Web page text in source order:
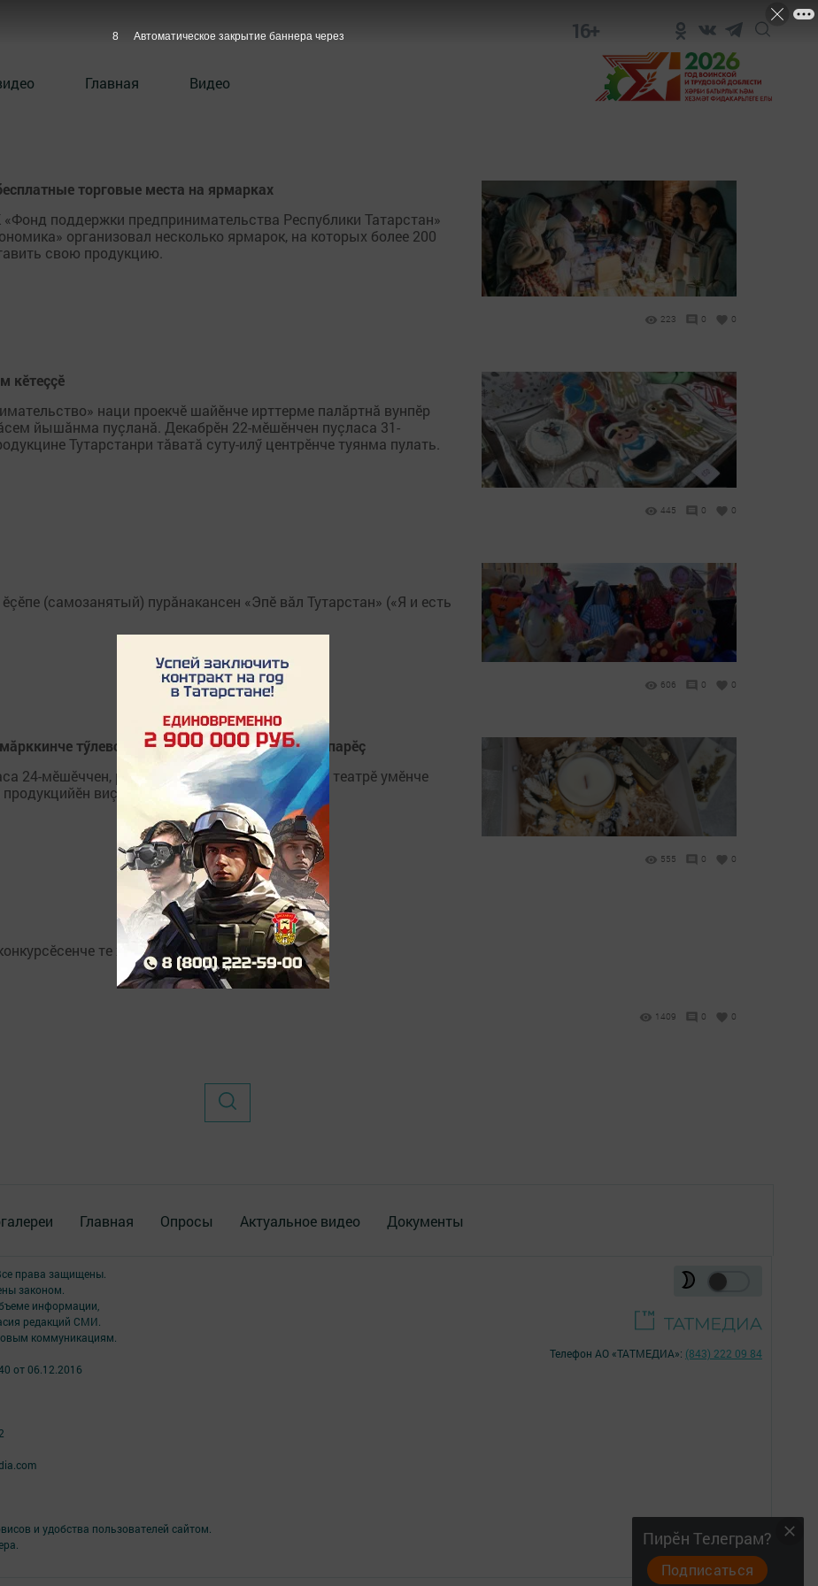
16+
Главная Видео
торговые места на ярмарках
поддержки предпринимательства Республики Татарстан»
организовал несколько ярмарок, на которых более 200
свою продукцию.
223 0 0
кӗтеççӗ
наци проекчӗ шайӗнче ирттерме палăртнă вунпӗр
йышăнма пуçланă. Декабрӗн 22-мӗшӗнчен пуçласа 31-
Тутарстанри тăватă суту-илӳ центрӗнче туянма пулать.
445 0 0
(самозанятый) пурăнакансен «Эпӗ вăл Тутарстан» («Я и есть
606 0 0
тӳлевсӗр суту-илӳ вырӑнӗсем уйăрса парӗç
24-мӗшӗччен, республикӑн тӗп хулинче Камал театрĕ умĕнче
виçӗ кунлӑх ярмӑркки пулать.
555 0 0
те хутшӑнаяҫҫӗ
1409 0 0
Главная Опросы Актуальное видео Документы
Пирӗн Телеграм?
Подписаться
права защищены.
законом.
информации,
редакций СМИ.
коммуникациям.
от 06.12.2016
и удобства пользователей сайтом.
Телефон АО «ТАТМЕДИА»: (843) 222 09 84
16+
7 Автоматическое закрытие баннера через